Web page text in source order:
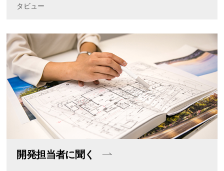
タビュー
開発担当者に聞く